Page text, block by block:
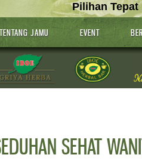
Pilihan Tepat
TENTANG JAMU EVENT
SEHAT